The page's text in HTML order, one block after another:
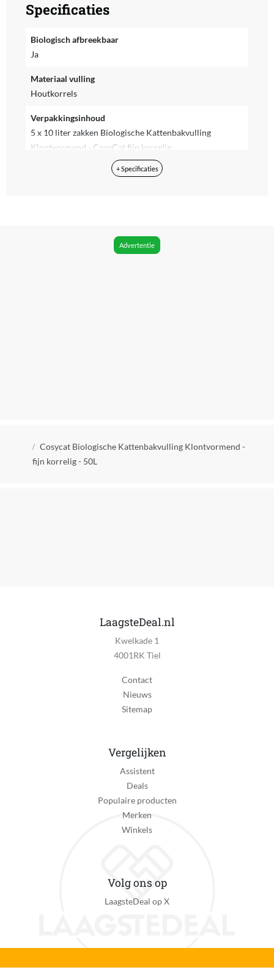
Specificaties
Biologisch afbreekbaar
Ja
Materiaal vulling
Houtkorrels
Verpakkingsinhoud
5 x 10 liter zakken Biologische Kattenbakvulling
Klontvormend - CosyCat fijn korrelig
Verpakking hoogte
28 cm
+ Specificaties
Advertentie
Kruimelpad
Cosycat Biologische Kattenbakvulling Klontvormend -
fijn korrelig - 50L
LaagsteDeal.nl
Kwelkade 1
4001RK Tiel
Contact
Nieuws
Sitemap
Vergelijken
Assistent
Deals
Populaire producten
Merken
Winkels
Volg ons op
LaagsteDeal op X